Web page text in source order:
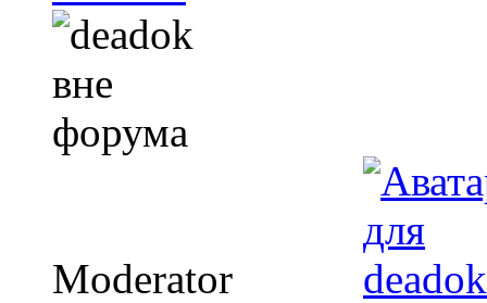
Moderator